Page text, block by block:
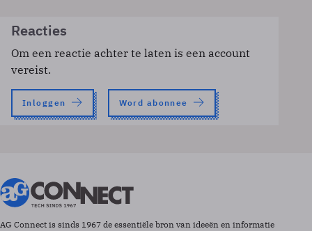
Reacties
Om een reactie achter te laten is een account
vereist.
Inloggen Word abonnee
AG Connect is sinds 1967 de essentiële bron van ideeën en informatie